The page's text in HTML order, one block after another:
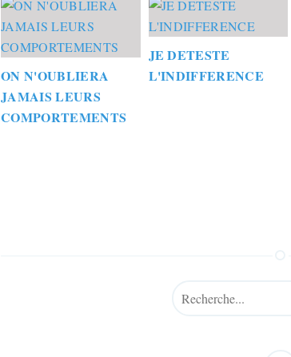
ON N'OUBLIERA
JAMAIS LEURS
COMPORTEMENTS
JE DETESTE
L'INDIFFERENCE